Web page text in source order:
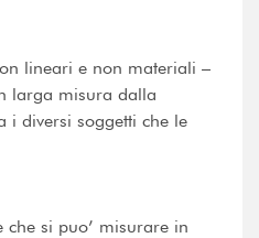
lineari e non materiali –
larga misura dalla
i diversi soggetti che le
si puo’ misurare in